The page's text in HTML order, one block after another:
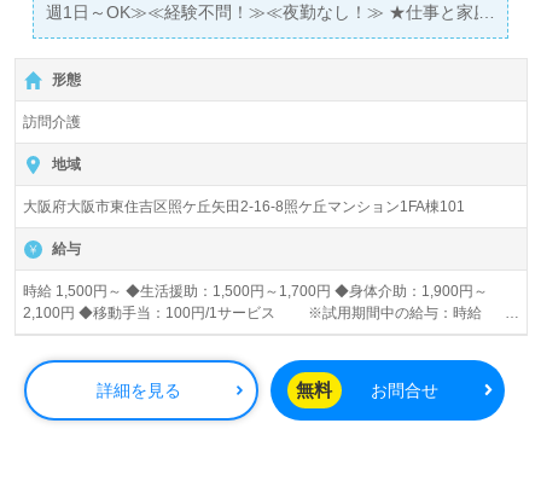
週1日～OK≫≪経験不問！≫≪夜勤なし！≫ ★仕事と家庭
の両立できます！ ★年齢関係なく男女ともに働きやすい環
境！
形態
訪問介護
地域
大阪府大阪市東住吉区照ケ丘矢田2-16-8照ケ丘マンション1FA棟101
給与
時給 1,500円～ ◆生活援助：1,500円～1,700円 ◆身体介助：1,900円～
2,100円 ◆移動手当：100円/1サービス ※試用期間中の給与：時給
1,250（同行時のみ）
詳細を見る 無料 お問合せ